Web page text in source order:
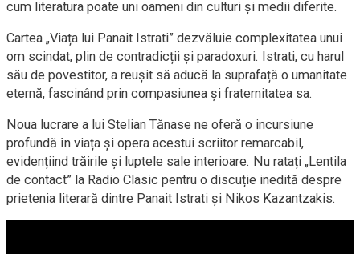
cum literatura poate uni oameni din culturi și medii diferite.
Cartea „Viața lui Panait Istrati” dezvăluie complexitatea unui
om scindat, plin de contradicții și paradoxuri. Istrati, cu harul
său de povestitor, a reușit să aducă la suprafață o umanitate
eternă, fascinând prin compasiunea și fraternitatea sa.
Noua lucrare a lui Stelian Tănase ne oferă o incursiune
profundă în viața și opera acestui scriitor remarcabil,
evidențiind trăirile și luptele sale interioare. Nu ratați „Lentila
de contact” la Radio Clasic pentru o discuție inedită despre
prietenia literară dintre Panait Istrati și Nikos Kazantzakis.